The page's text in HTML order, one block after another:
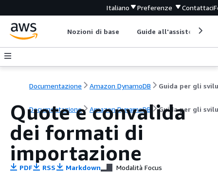
Italiano Preferenze Contattaci
Nozioni di base Guide all'assistenza
Documentazione Amazon DynamoDB
Documentazione Amazon DynamoDB Guida per gli
Quote e convalida
dei formati di
importazione
PDF RSS Markdown Modalità Focus